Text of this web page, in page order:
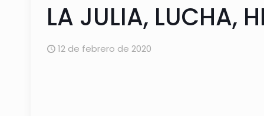
LA JULIA, LUCHA,
12 de febrero de 2020